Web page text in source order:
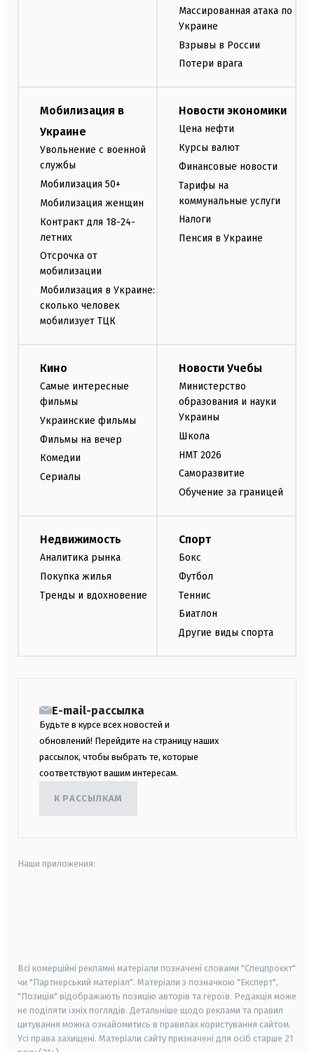
Массированная атака по
Украине
Взрывы в России
Потери врага
Мобилизация в
Украине
Увольнение с военной
службы
Мобилизация 50+
Мобилизация женщин
Контракт для 18-24-
летних
Отсрочка от
мобилизации
Мобилизация в Украине:
сколько человек
мобилизует ТЦК
Новости экономики
Цена нефти
Курсы валют
Финансовые новости
Тарифы на
коммунальные услуги
Налоги
Пенсия в Украине
Кино
Самые интересные
фильмы
Украинские фильмы
Фильмы на вечер
Комедии
Сериалы
Новости Учебы
Министерство
образования и науки
Украины
Школа
НМТ 2026
Саморазвитие
Обучение за границей
Недвижимость
Аналитика рынка
Покупка жилья
Тренды и вдохновение
Спорт
Бокс
Футбол
Теннис
Биатлон
Другие виды спорта
E-mail-рассылка
Будьте в курсе всех новостей и
обновлений! Перейдите на страницу наших
рассылок, чтобы выбрать те, которые
соответствуют вашим интересам.
К РАССЫЛКАМ
Наши приложения:
Всі комерційні рекламні матеріали позначені словами "Спецпроєкт"
чи "Партнерський матеріал". Матеріали з позначкою "Експерт",
"Позиція" відображають позицію авторів та героїв. Редакція може
не поділяти їхніх поглядів. Детальніше щодо реклами та правил
цитування можна ознайомитись в правилах користування сайтом.
Усі права захищені. Матеріали сайту призначені для осіб старше 21